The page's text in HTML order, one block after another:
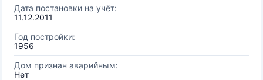
Дата постановки на учёт:
11.12.2011
Год постройки:
1956
Дом признан аварийным:
Нет